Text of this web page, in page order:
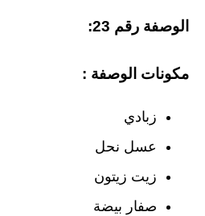
الوصفة رقم 23:
مكونات الوصفة :
زبادي
عسل نحل
زيت زيتون
صفار بيضة